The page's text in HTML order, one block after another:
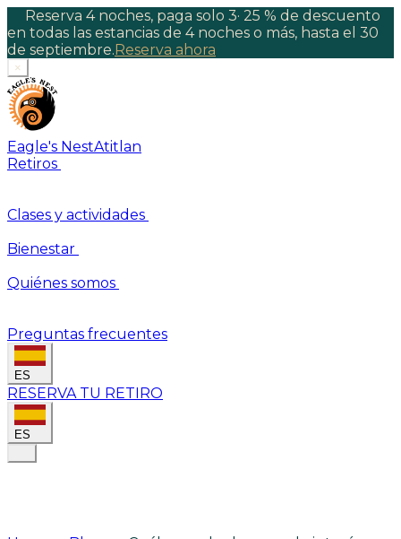
Reserva 4 noches, paga solo 3· 25 % de descuento
en todas las estancias de 4 noches o más, hasta el 30
de septiembre.Reserva ahora
×
Eagle's NestAtitlan
Retiros
Clases y actividades
Bienestar
Quiénes somos
Preguntas frecuentes
ES
RESERVA TU RETIRO
ES